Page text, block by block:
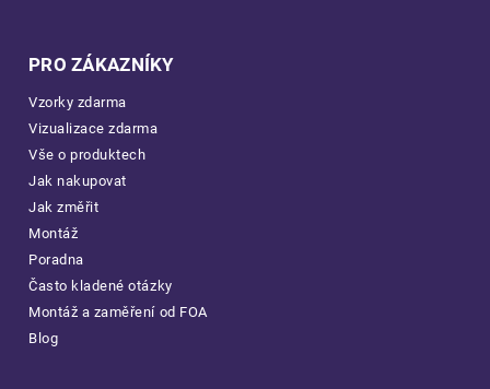
PRO ZÁKAZNÍKY
Vzorky zdarma
Vizualizace zdarma
Vše o produktech
Jak nakupovat
Jak změřit
Montáž
Poradna
Často kladené otázky
Montáž a zaměření od FOA
Blog